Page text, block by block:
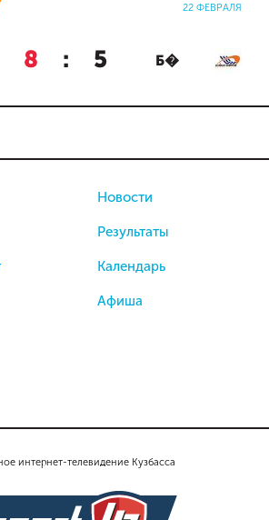
22 ФЕВРАЛЯ
8 : 5 Б�
интернет-телевидение Кузбасса
Новости
Результаты
Календарь
Афиша